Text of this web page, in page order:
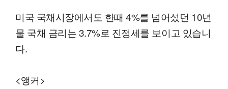
미국 국채시장에서도 한때 4%를 넘어섰던 10년
물 국채 금리는 3.7%로 진정세를 보이고 있습니
다.
<앵커>